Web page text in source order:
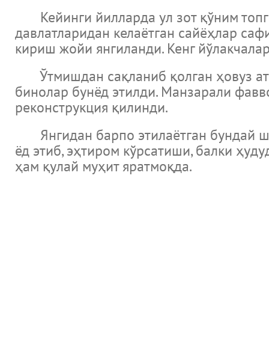
Кейинги йилларда ул зот қўним
давлатларидан келаётган сайёҳлар
кириш жойи янгиланди. Кенг
Ўтмишдан сақланиб қолган ҳовуз
бинолар бунёд этилди. Манзарали
реконструкция қилинди.
Янгидан барпо этилаётган бундай
ёд этиб, эҳтиром кўрсатиши, балки
ҳам қулай муҳит яратмоқда.
новости